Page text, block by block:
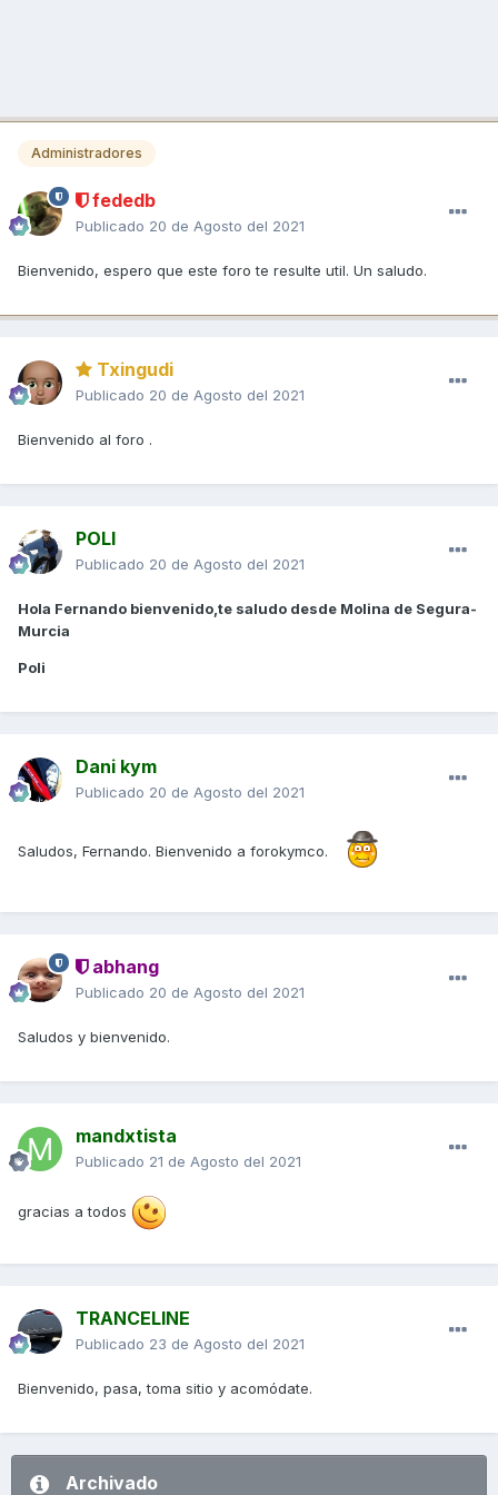
Administradores
fededb
Publicado 20 de Agosto del 2021
Bienvenido, espero que este foro te resulte util. Un saludo.
Txingudi
Publicado 20 de Agosto del 2021
Bienvenido al foro .
POLI
Publicado 20 de Agosto del 2021
Hola Fernando bienvenido,te saludo desde Molina de Segura-
Murcia
Poli
Dani kym
Publicado 20 de Agosto del 2021
Saludos, Fernando. Bienvenido a forokymco.
abhang
Publicado 20 de Agosto del 2021
Saludos y bienvenido.
mandxtista
Publicado 21 de Agosto del 2021
gracias a todos
TRANCELINE
Publicado 23 de Agosto del 2021
Bienvenido, pasa, toma sitio y acomódate.
Archivado